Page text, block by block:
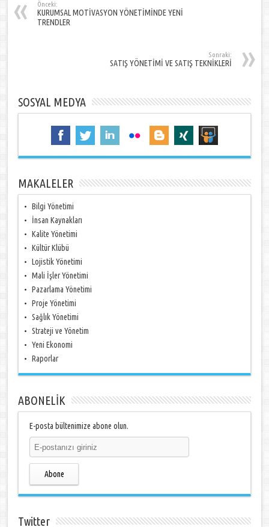
Önceki:
KURUMSAL MOTİVASYON YÖNETİMİNDE YENİ
TRENDLER
Sonraki:
SATIŞ YÖNETİMİ VE SATIŞ TEKNİKLERİ
SOSYAL MEDYA
MAKALELER
Bilgi Yönetimi
İnsan Kaynakları
Kalite Yönetimi
Kültür Klübü
Lojistik Yönetimi
Mali İşler Yönetimi
Pazarlama Yönetimi
Proje Yönetimi
Sağlık Yönetimi
Strateji ve Yönetim
Yeni Ekonomi
Raporlar
ABONELİK
E-posta bültenimize abone olun.
Abone
Twitter